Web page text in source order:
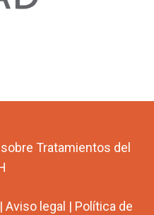
Tratamientos del
| Aviso legal | Política de